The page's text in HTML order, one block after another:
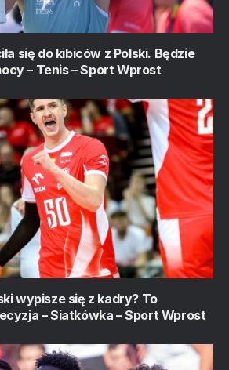
się do kibiców z Polski. Będzie
– Tenis – Sport Wprost
wypisze się z kadry? To
– Siatkówka – Sport Wprost